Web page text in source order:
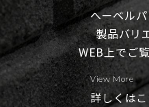
へーベル
製品バリ
WEB上でご
View More
詳しくは